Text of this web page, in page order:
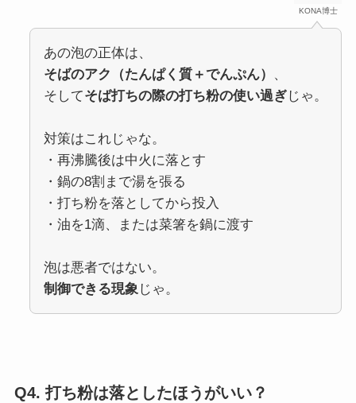
KONA博士
あの泡の正体は、
そばのアク（たんぱく質＋でんぷん）
、
そしてそば打ちの際の打ち粉の使い過ぎじゃ。
対策はこれじゃな。
・再沸騰後は中火に落とす
・鍋の8割まで湯を張る
・打ち粉を落としてから投入
・油を1滴、または菜箸を鍋に渡す
泡は悪者ではない。
制御できる現象じゃ。
Q4. 打ち粉は落としたほうがいい？